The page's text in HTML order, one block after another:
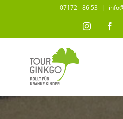
07172 - 86 53 |
Instagram